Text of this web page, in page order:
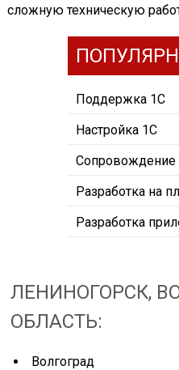
сложную техническую
Поддержка 1С
Настройка 1С
Сопровождение
Разработка на
Разработка
ЛЕНИНОГОРСК,
ОБЛАСТЬ:
Волгоград